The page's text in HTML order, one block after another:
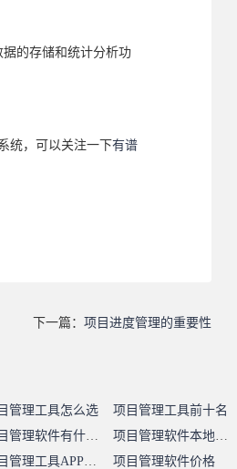
的存储和统计分析功
统，可以关注一下有谱
下一篇： 项目进度管理的重要性
管理工具怎么选 项目管理工具前十名
项目管理软件有什么用 项目管理软件本地部署
项目管理工具APP下载 项目管理软件价格